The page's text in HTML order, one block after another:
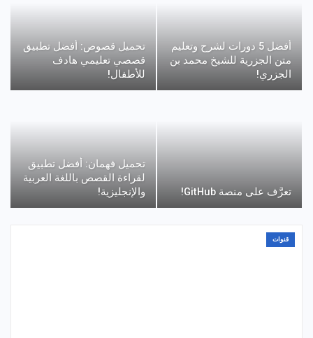
أفضل 5 دورات لشرح وتعليم
متن الجزرية للشيخ محمد بن
الجزري!
تحميل قصوص: أفضل تطبيق
قصصي تعليمي هادف
للأطفال!
تعرَّف على منصة GitHub!
تحميل فهمان: أفضل تطبيق
لقراءة القصص باللغة العربية
والإنجليزية!
قنوات